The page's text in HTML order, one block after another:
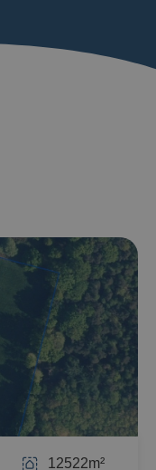
12522m²